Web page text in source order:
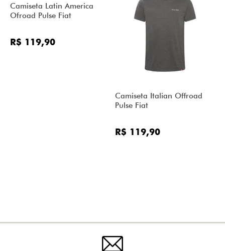
Camiseta Latin America
Ofroad Pulse Fiat
R$ 119,90
Camiseta Italian Offroad
Pulse Fiat
R$ 119,90